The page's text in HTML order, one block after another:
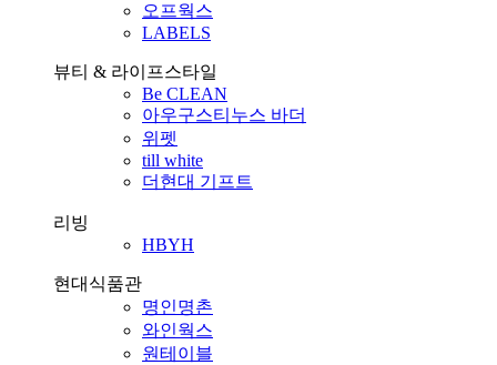
오프웍스
LABELS
뷰티 & 라이프스타일
Be CLEAN
아우구스티누스 바더
위펫
till white
더현대 기프트
리빙
HBYH
현대식품관
명인명촌
와인웍스
원테이블